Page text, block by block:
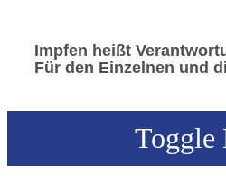
Impfen heißt
Für den Einzelnen und
Toggle